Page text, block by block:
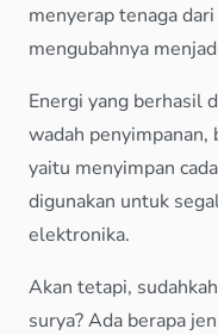
menyerap tenaga
mengubahnya
Energi yang berhasil
wadah penyimpanan,
yaitu menyimpan
digunakan untuk
elektronika.
Akan tetapi,
surya? Ada berapa